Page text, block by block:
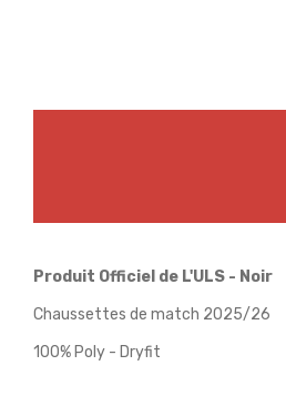
Produit Officiel de L'ULS - Noir
Chaussettes de match 2025/26
100% Poly - Dryfit